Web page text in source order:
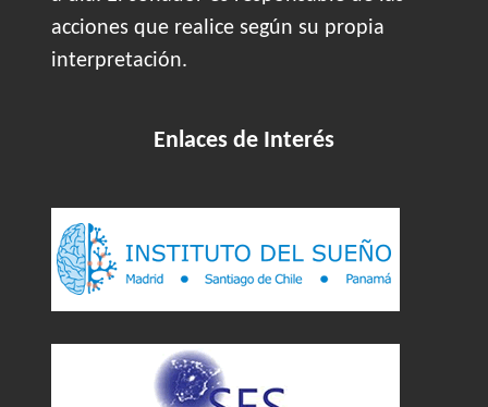
acciones que realice según su propia
interpretación.
Enlaces de Interés